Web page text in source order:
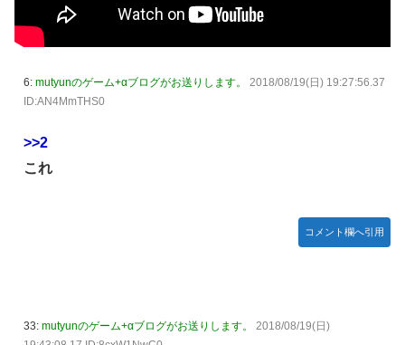
【デレマス】 仮面ライダーバロンＰ第２話「蒼翼の乙女」
タトゥー彫り師さん「刺青入れてる奴は全員バカです」→30
【悲報】「美人すぎる県警本部長」失職ｗｗｗｗｗｗｗｗｗ
グをパンパンにして無会計で退店！Gメンに確保され「なん
【画像】 キャミイの18万円の最新フィギュア、ガチで作り
堂ストアに登場してしまう……
6: mutyunのゲーム+αブログがお送りします。
2018/08/19(日) 19:27:56.37
ID:AN4MmTHS0
>>2
これ
コメント欄へ引用
33: mutyunのゲーム+αブログがお送りします。
2018/08/19(日)